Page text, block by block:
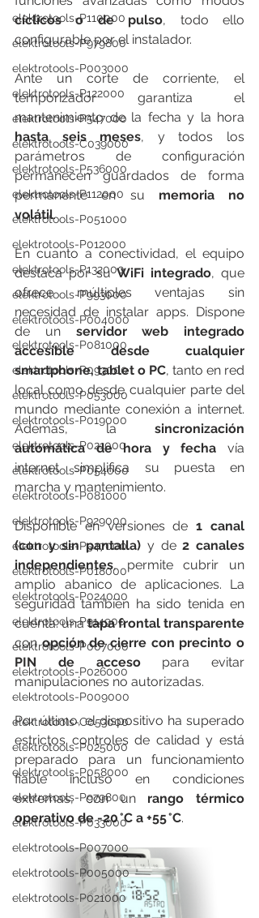
elektrotools-P110000
elektrotools-P979800
elektrotools-P003000
elektrotools-P122000
elektrotools-P547000
elektrotools-C039000
elektrotools-P536000
elektrotools-P112000
elektrotools-P051000
elektrotools-P012000
elektrotools-P132000
elektrotools-P993000
elektrotools-P004000
elektrotools-P081000
elektrotools-P093000
elektrotools-P053000
elektrotools-P019000
elektrotools-P021000
elektrotools-P054000
elektrotools-P081000
elektrotools-P929000
elektrotools-P547000
elektrotools-P018000
elektrotools-P024000
elektrotools-P914900
elektrotools-P007000
elektrotools-P026000
elektrotools-P009000
elektrotools-C053000
elektrotools-P025000
elektrotools-P058000
elektrotools-P979800
elektrotools-P033000
elektrotools-P007000
elektrotools-P005000
elektrotools-P021000
cíclicos o de pulso, todo ello
configurable por el instalador.
Ante un corte de corriente, el
temporizador garantiza el
hasta seis meses, y todos los
parámetros de configuración
permanecen guardados de forma
permanente en su memoria no
volátil.
En cuanto a conectividad, el equipo
destaca por su WiFi integrado, que
ofrece múltiples ventajas sin
necesidad de instalar apps. Dispone
de un servidor web integrado
accesible desde cualquier
smartphone, tablet o PC, tanto en red
local como desde cualquier parte del
mundo mediante conexión a internet.
Además, la sincronización
automática de hora y fecha vía
internet simplifica su puesta en
marcha y mantenimiento.
Disponible en versiones de 1 canal
(con y sin pantalla) y de 2 canales
independientes, permite cubrir un
amplio abanico de aplicaciones. La
seguridad también ha sido tenida en
cuenta: una tapa frontal transparente
con opción de cierre con precinto o
PIN de acceso para evitar
manipulaciones no autorizadas.
Por último, el dispositivo ha superado
estrictos controles de calidad y está
preparado para un funcionamiento
fiable incluso en condiciones
extremas, con un rango térmico
operativo de -20 °C a +55 °C.